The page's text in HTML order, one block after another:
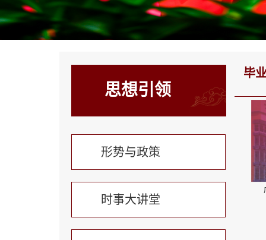
思想引领
形势与政策
时事大讲堂
毕